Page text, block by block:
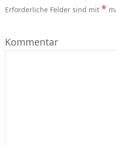
Erforderliche Felder sind mit *
Kommentar